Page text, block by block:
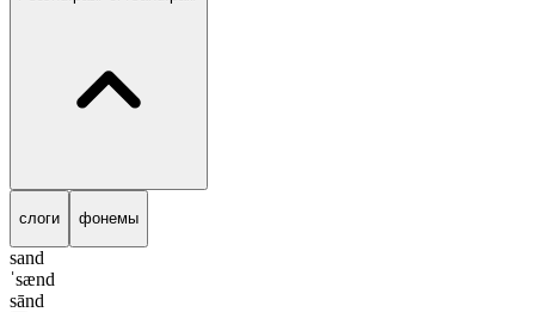
слоги фонемы
sand
ˈsænd
sānd